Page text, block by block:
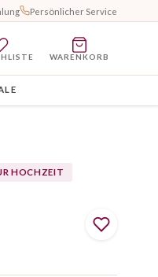
Persönlicher Service
WARENKORB
HOCHZEIT